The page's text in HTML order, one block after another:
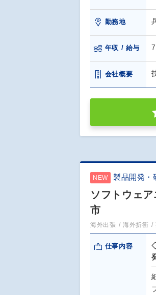
勤務地
年収 / 給与
会社概要
NEW 製品開発・
ソフトウェ
市
海外出張 海外折衝
仕事内容